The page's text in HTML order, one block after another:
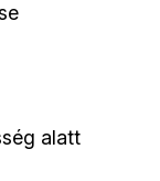
alatt